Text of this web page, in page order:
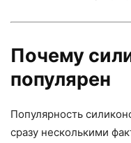
Почему
популярен
Популярность
сразу несколькими